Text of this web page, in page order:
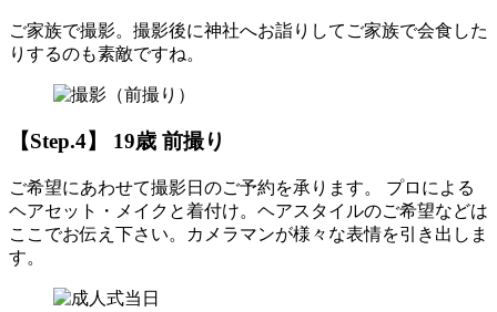
ご家族で撮影。撮影後に神社へお詣りしてご家族で会食した
りするのも素敵ですね。
【Step.4】 19歳 前撮り
ご希望にあわせて撮影日のご予約を承ります。 プロによる
ヘアセット・メイクと着付け。ヘアスタイルのご希望などは
ここでお伝え下さい。カメラマンが様々な表情を引き出しま
す。